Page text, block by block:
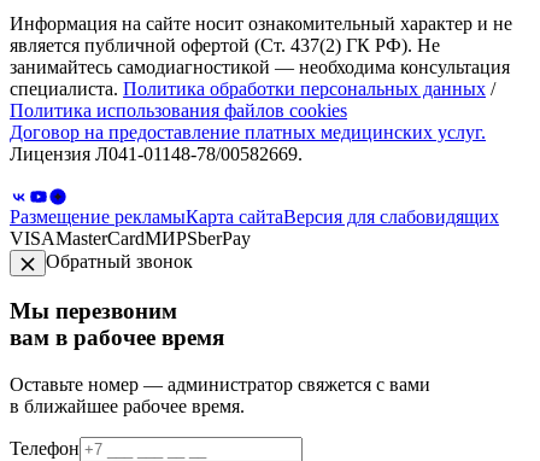
Информация на сайте носит ознакомительный характер и не
является публичной офертой (Ст. 437(2) ГК РФ). Не
занимайтесь самодиагностикой — необходима консультация
специалиста. Политика обработки персональных данных /
Политика использования файлов cookies
Договор на предоставление платных медицинских услуг.
Лицензия Л041-01148-78/00582669.
Размещение рекламыКарта сайтаВерсия для слабовидящих
VISAMasterCardМИРSberPay
Обратный звонок
Мы перезвоним
вам в рабочее время
Оставьте номер — администратор свяжется с вами
в ближайшее рабочее время.
Телефон